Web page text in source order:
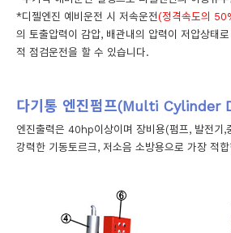
*디젤엔진 예비운전 시 저속운전 (정격속도의
의 토출압력이 감압, 배관내의 압력이 저압상태
적 점검운전을 할 수 있습니다.
다기통 엔진펌프(Multi Cylinder
엔진출력은 40hp이상이며 장비용(펌프, 발전기,
강력한 기동토르크, 저소음 소방용으로 가장 적